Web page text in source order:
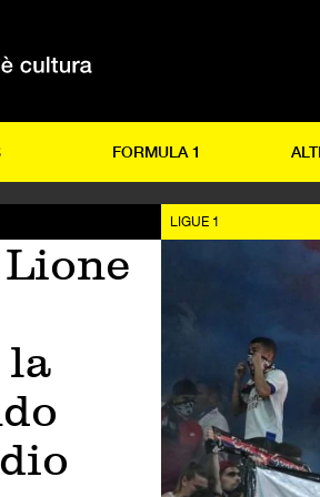
FORMULA 1
la
LIGUE 1